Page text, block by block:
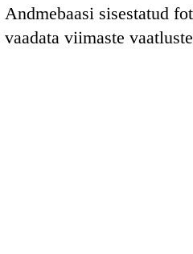
Andmebaasi sisestatud
vaadata viimaste